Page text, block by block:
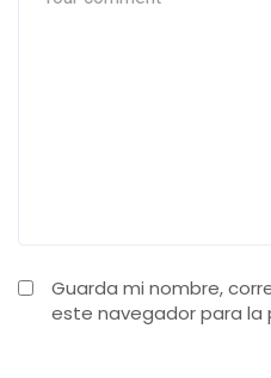
Guarda mi nombre,
este navegador para la